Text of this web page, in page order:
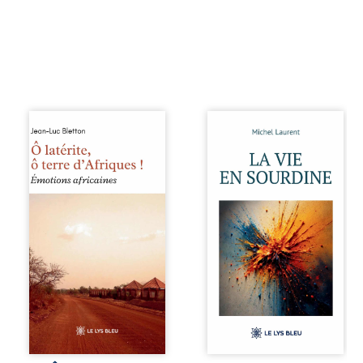
Ô latérite, ô terre
d’Afriques ! est un
poétique et
authentique aux
paysages, aux
émotions brutes
d’un continent en
entre traditions et
modernité. Des
souvenirs intimes
– la pluie à
Namoungou, le
baobab de
Zagtouli – aux
Nina et Pierre se
très jeunes,
presque par
hasard, et se sont
aimés simplement,
persuadés que la
présence de
l’autre suffirait. Ils
mènent une
existence
modeste, rythmée
par le travail, la
fatigue et les
silences. La mort
de la mère de